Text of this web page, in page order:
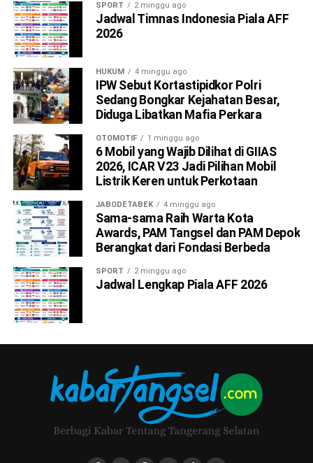
SPORT 2 minggu ago
Jadwal Timnas Indonesia Piala AFF
2026
HUKUM 4 minggu ago
IPW Sebut Kortastipidkor Polri
Sedang Bongkar Kejahatan Besar,
Diduga Libatkan Mafia Perkara
OTOMOTIF 1 minggu ago
6 Mobil yang Wajib Dilihat di GIIAS
2026, ICAR V23 Jadi Pilihan Mobil
Listrik Keren untuk Perkotaan
JABODETABEK 4 minggu ago
Sama-sama Raih Warta Kota
Awards, PAM Tangsel dan PAM Depok
Berangkat dari Fondasi Berbeda
SPORT 2 minggu ago
Jadwal Lengkap Piala AFF 2026